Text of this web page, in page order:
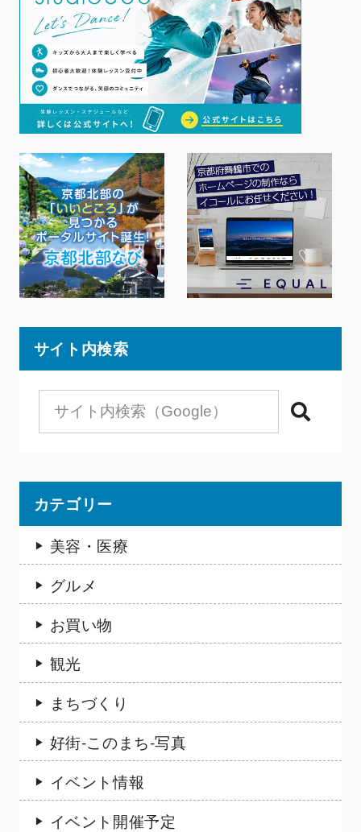
サイト内検索
検索
カテゴリー
美容・医療
グルメ
お買い物
観光
まちづくり
好街-このまち-写真
イベント情報
イベント開催予定